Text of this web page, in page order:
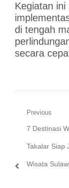
Kegiatan
di tengah
secara
Navigasi
pos
Previous
Previous
post:
7 Destinasi
Takalar Siap
Wisata